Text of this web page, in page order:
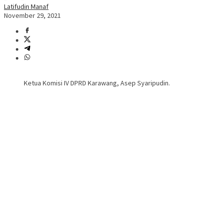
Latifudin Manaf
November 29, 2021
Ketua Komisi IV DPRD Karawang, Asep Syaripudin.